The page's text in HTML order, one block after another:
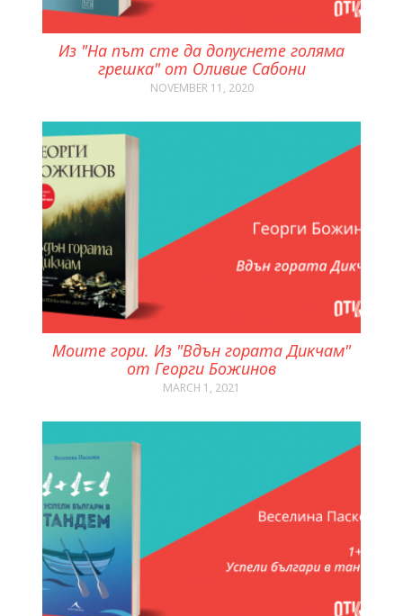
Из "На път сте да допуснете голяма
грешка" от Оливие Сабони
NOVEMBER 11, 2020
Моите гори. Из "Вдън гората Дикчам"
от Георги Божинов
MARCH 1, 2021